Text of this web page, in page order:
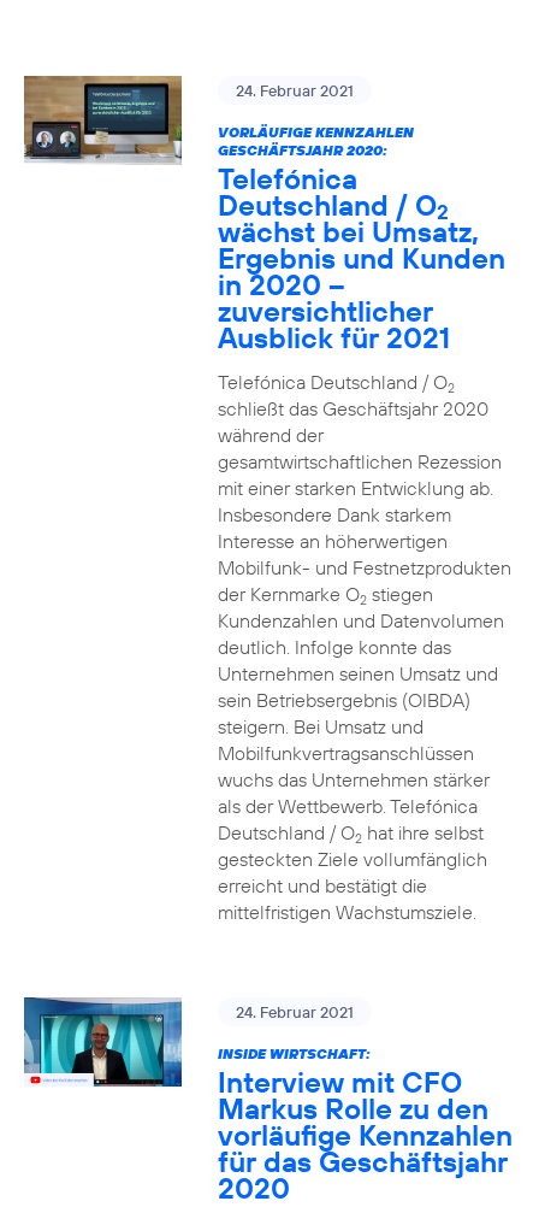
24. Februar 2021
VORLÄUFIGE KENNZAHLEN
GESCHÄFTSJAHR 2020:
Telefónica
Deutschland / O2
wächst bei Umsatz,
Ergebnis und Kunden
in 2020 –
zuversichtlicher
Ausblick für 2021
Telefónica Deutschland / O2
schließt das Geschäftsjahr 2020
während der
gesamtwirtschaftlichen Rezession
mit einer starken Entwicklung ab.
Insbesondere Dank starkem
Interesse an höherwertigen
Mobilfunk- und Festnetzprodukten
der Kernmarke O2stiegen
Kundenzahlen und Datenvolumen
deutlich. Infolge konnte das
Unternehmen seinen Umsatz und
sein Betriebsergebnis (OIBDA)
steigern. Bei Umsatz und
Mobilfunkvertragsanschlüssen
wuchs das Unternehmen stärker
als der Wettbewerb. Telefónica
Deutschland / O2hat ihre selbst
gesteckten Ziele vollumfänglich
erreicht und bestätigt die
mittelfristigen Wachstumsziele.
24. Februar 2021
INSIDE WIRTSCHAFT:
Interview mit CFO
Markus Rolle zu den
vorläufige Kennzahlen
für das Geschäftsjahr
2020